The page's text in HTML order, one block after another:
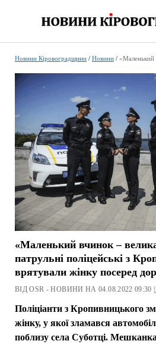
Новини Кіровоградщини/ Новини/ «Маленький вчинок – велика
«Маленький вчинок –
патрульні поліцейські з
врятували жінку посеред
ВІД OSR - НОВИНИ НА 04.08.2022 09:30 |
Поліціанти з Кропивницького
жінку, у якої зламався
поблизу села Суботці.